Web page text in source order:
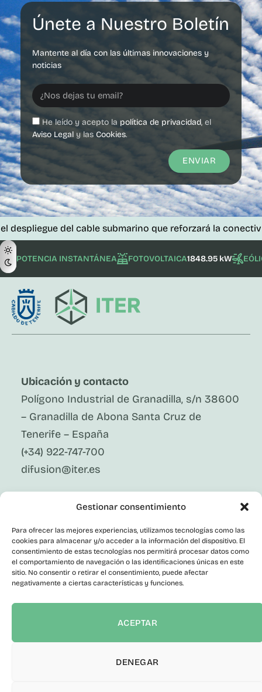
Gestionar consentimiento
Para ofrecer las mejores experiencias, utilizamos tecnologías como las
cookies para almacenar y/o acceder a la información del dispositivo. El
consentimiento de estas tecnologías nos permitirá procesar datos como
el comportamiento de navegación o las identificaciones únicas en este
sitio. No consentir o retirar el consentimiento, puede afectar
negativamente a ciertas características y funciones.
ACEPTAR
DENEGAR
Únete a Nuestro Boletín
Mantente al día con las últimas innovaciones y
noticias
He leído y acepto la política de privacidad, el
Aviso Legal y las Cookies.
ENVIAR
del cable submarino que reforzará la conectividad
POTENCIA INSTANTÁNEA FOTOVOLTAICA1848.95 kW
Ubicación y contacto
Polígono Industrial de Granadilla, s/n 38600
– Granadilla de Abona Santa Cruz de
Tenerife – España
(+34) 922-747-700
difusion@iter.es
X
Instagram
Youtube
Corporativo
Contacto
Canal del Informante